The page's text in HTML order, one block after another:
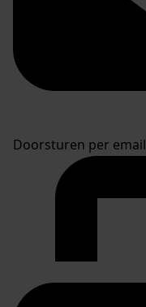
Doorsturen per email